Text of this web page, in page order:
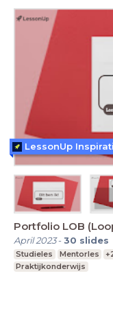
Portfolio LOB
April 2023-30 slides
Studieles Mentorles
Praktijkonderwijs
LessonUp